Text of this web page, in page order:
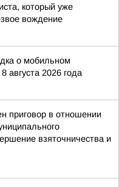
который уже
вождение
о мобильном
августа 2026 года
приговор в отношении
взяточничества и